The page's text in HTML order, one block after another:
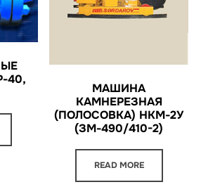
40,
МАШИНА
КАМНЕРЕЗНАЯ
(ПОЛОСОВКА) НКМ-2У
(ЗМ-490/410-2)
READ MORE